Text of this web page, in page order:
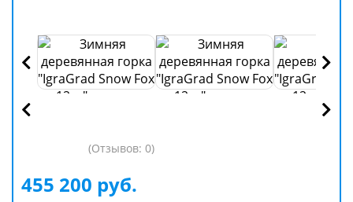
(Отзывов: 0)
455 200 руб.